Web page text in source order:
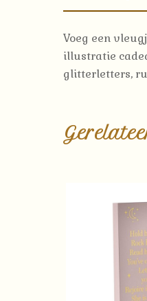
Voeg een
illustratie
glitterletters,